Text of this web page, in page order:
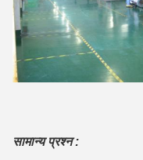
सामान्य प्रश्न :